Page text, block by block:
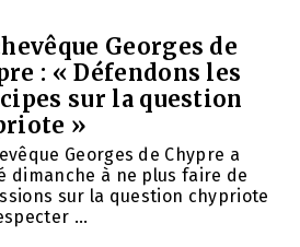
Georges de
: « Défendons les
sur la question
»
Georges de Chypre a
dimanche à ne plus faire de
sur la question chypriote
...